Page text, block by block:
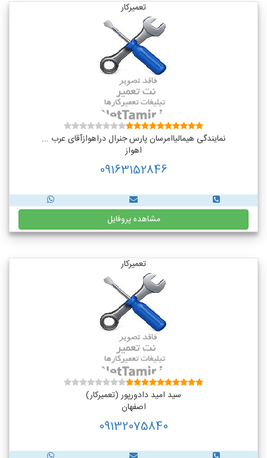
تعمیرکار
نمایندگی هیمالیاامرسان پارس جنرال دراهوازآقای عرب ...
اهواز
09163152846
مشاهده پروفایل
تعمیرکار
سید امید دادورپور (تعمیرکار)
اصفهان
09132075840